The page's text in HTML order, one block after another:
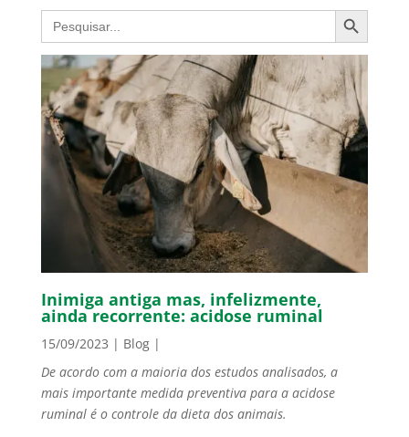
Buscar: Botón de búsqueda
Inimiga antiga mas, infelizmente,
ainda recorrente: acidose ruminal
15/09/2023 | Blog|
De acordo com a maioria dos estudos analisados, a
mais importante medida preventiva para a acidose
ruminal é o controle da dieta dos animais.